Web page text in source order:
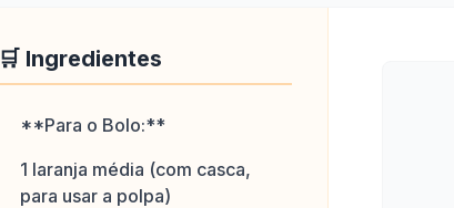
🛒 Ingredientes
**Para o Bolo:**
1 laranja média (com casca,
para usar a polpa)